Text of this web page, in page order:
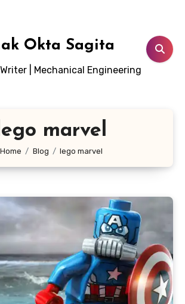
Okta Sagita
| Mechanical Engineering
marvel
Home Blog lego marvel